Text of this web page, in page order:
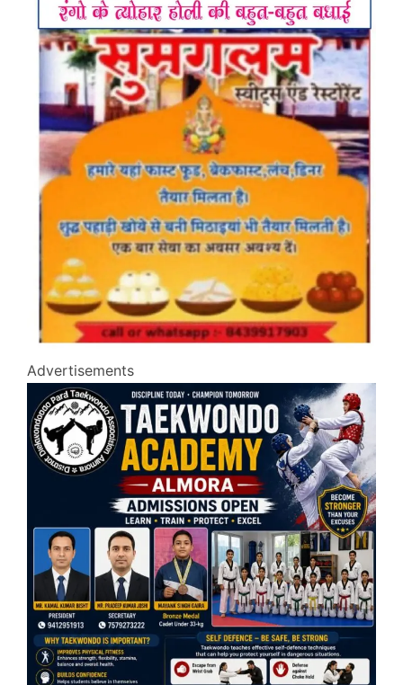
Advertisements